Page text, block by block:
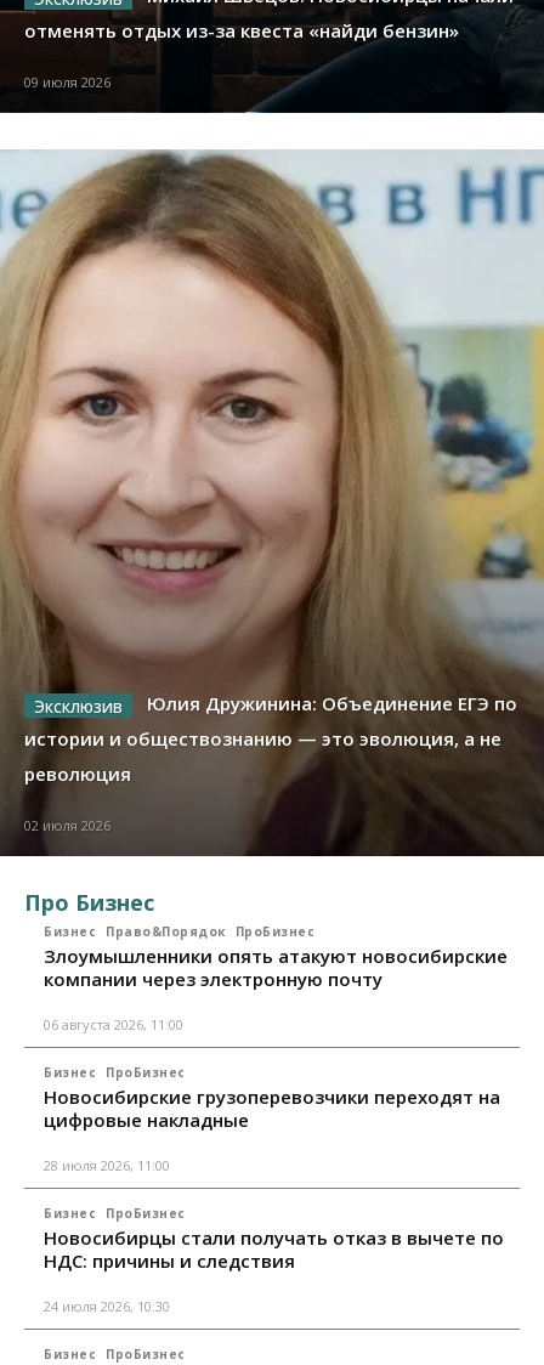
отменять отдых из-за квеста «найди бензин»
09 июля 2026
Юлия Дружинина: Объединение ЕГЭ по
истории и обществознанию — это эволюция, а не
революция
02 июля 2026
Про Бизнес
Бизнес Право&Порядок ПроБизнес
Злоумышленники опять атакуют новосибирские
компании через электронную почту
06 августа 2026, 11:00
Бизнес ПроБизнес
Новосибирские грузоперевозчики переходят на
цифровые накладные
28 июля 2026, 11:00
Бизнес ПроБизнес
Новосибирцы стали получать отказ в вычете по
НДС: причины и следствия
24 июля 2026, 10:30
Бизнес ПроБизнес